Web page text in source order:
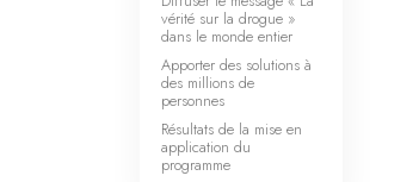
vérité sur la drogue »
dans le monde entier
Apporter des solutions à
des millions de
personnes
Résultats de la mise en
application du
programme